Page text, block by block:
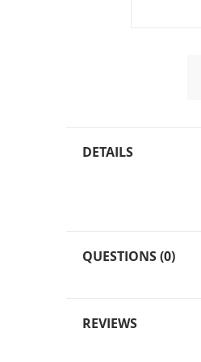
afbeeldingen-
gallerij
DETAILS
QUESTIONS (0)
REVIEWS